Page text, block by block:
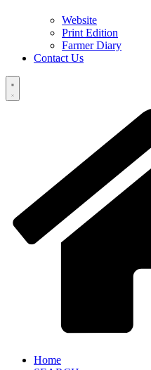
Website
Print Edition
Farmer Diary
Contact Us
Home